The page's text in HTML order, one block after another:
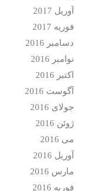
آوریل 2017
فوریه 2017
دسامبر 2016
نوامبر 2016
اکتبر 2016
آگوست 2016
جولای 2016
ژوئن 2016
می 2016
آوریل 2016
مارس 2016
فوریه 2016